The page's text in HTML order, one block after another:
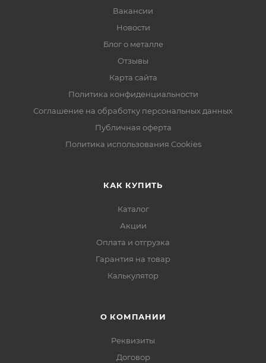
Вакансии
Новости
Блог о металле
Отзывы
Карта сайта
Политика конфиденциальности
Соглашение на обработку персональных данных
Публичная оферта
Политика использования Cookies
КАК КУПИТЬ
Каталог
Акции
Оплата и отгрузка
Гарантия на товар
Калькулятор
О КОМПАНИИ
Реквизиты
Договор